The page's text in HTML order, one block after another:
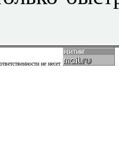
не несет